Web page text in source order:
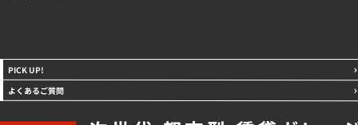
PICK UP!
よくあるご質問